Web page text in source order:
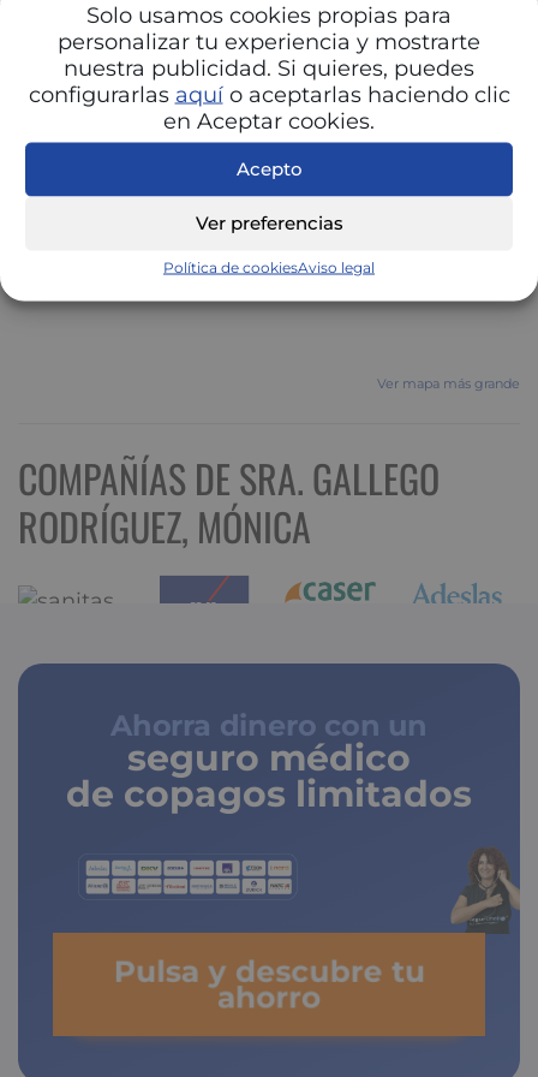
Solo usamos cookies propias para
personalizar tu experiencia y mostrarte
nuestra publicidad. Si quieres, puedes
configurarlas aquío aceptarlas haciendo clic
en Aceptar cookies.
Acepto
Ver preferencias
Política de cookiesAviso legal
Ver mapa más grande
COMPAÑÍAS DE SRA. GALLEGO
RODRÍGUEZ, MÓNICA
Ahorra dinero con un
seguro médico
de copagos limitados
Pulsa y descubre tu
ahorro